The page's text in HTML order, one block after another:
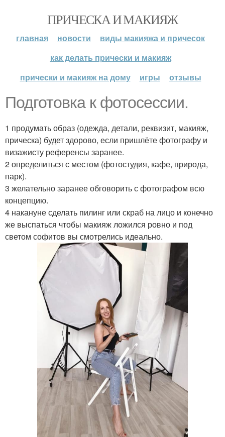
ПРИЧЕСКА И МАКИЯЖ
главная новости
виды макияжа и причесок
как делать прически и макияж
прически и макияж на дому
игры отзывы
Подготовка к фотосессии.
1 продумать образ (одежда, детали, реквизит, макияж,
прическа) будет здорово, если пришлёте фотографу и
визажисту референсы заранее.
2 определиться с местом (фотостудия, кафе, природа,
парк).
3 желательно заранее обговорить с фотографом всю
концепцию.
4 накануне сделать пилинг или скраб на лицо и конечно
же выспаться чтобы макияж ложился ровно и под
светом софитов вы смотрелись идеально.